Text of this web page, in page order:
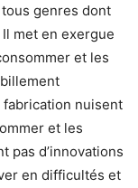
genres dont
met en exergue
et les
nuisent
et les
pas d’innovations
en difficultés et